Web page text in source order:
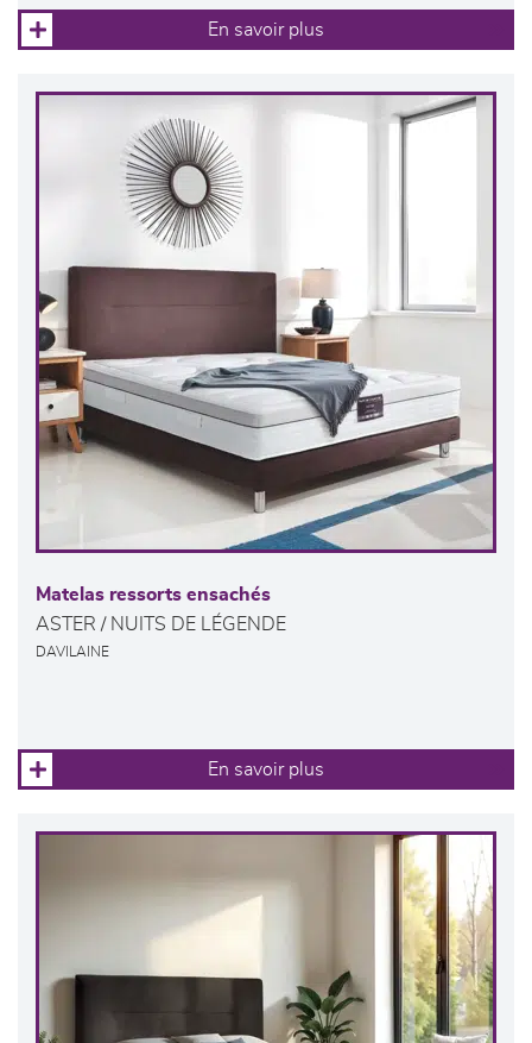
En savoir plus
Matelas ressorts ensachés
ASTER / NUITS DE LÉGENDE
DAVILAINE
En savoir plus